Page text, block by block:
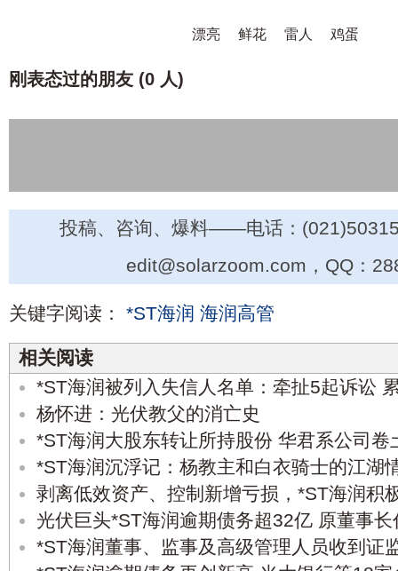
漂亮 鲜花 雷人 鸡蛋
刚表态过的朋友 (0 人)
投稿、咨询、爆料——电话：
edit@solarzoom.com，QQ：
关键字阅读： *ST海润 海润高管
相关阅读
*ST海润被列入失信人名单：牵扯5起诉讼
杨怀进：光伏教父的消亡史
*ST海润大股东转让所持股份 华君系公司卷
*ST海润沉浮记：杨教主和白衣骑士的江湖
剥离低效资产、控制新增亏损，*ST海润积
光伏巨头*ST海润逾期债务超32亿 原董事
*ST海润董事、监事及高级管理人员收到证